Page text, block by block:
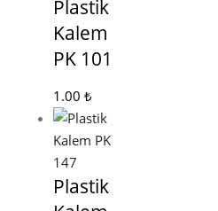
Plastik
Kalem
PK 101
1.00 ₺
Plastik